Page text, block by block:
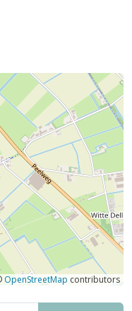
OpenStreetMap contributors